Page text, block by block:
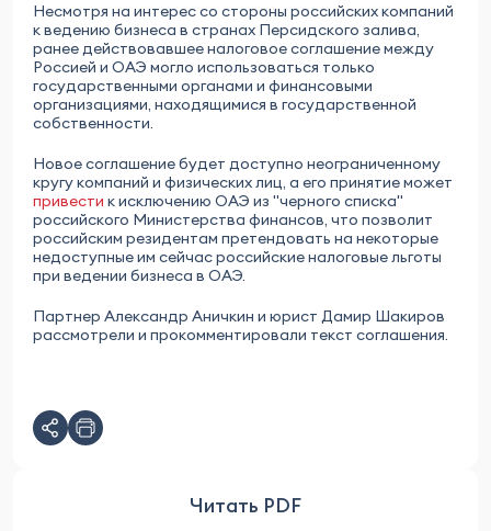
Несмотря на интерес со стороны российских компаний
к ведению бизнеса в странах Персидского залива,
ранее действовавшее налоговое соглашение между
Россией и ОАЭ могло использоваться только
государственными органами и финансовыми
организациями, находящимися в государственной
собственности.
Новое соглашение будет доступно неограниченному
кругу компаний и физических лиц, а его принятие может
привести к исключению ОАЭ из "черного списка"
российского Министерства финансов, что позволит
российским резидентам претендовать на некоторые
недоступные им сейчас российские налоговые льготы
при ведении бизнеса в ОАЭ.
Партнер Александр Аничкин и юрист Дамир Шакиров
рассмотрели и прокомментировали текст соглашения.
Читать PDF